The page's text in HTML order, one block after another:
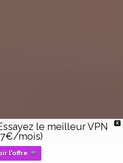
X
le meilleur VPN
mois)
l'offre